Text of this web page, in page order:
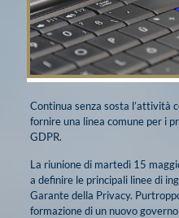
Continua senza sosta l’attività
fornire una linea comune per i
GDPR.
La riunione di martedì 15
a definire le principali linee di
Garante della Privacy.
formazione di un nuovo